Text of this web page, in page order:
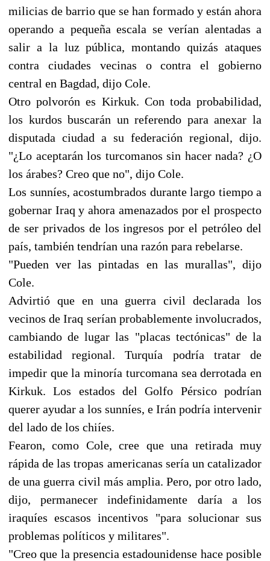
milicias de barrio que se han formado y están ahora
operando a pequeña escala se verían alentadas a
salir a la luz pública, montando quizás ataques
contra ciudades vecinas o contra el gobierno
central en Bagdad, dijo Cole.
Otro polvorón es Kirkuk. Con toda probabilidad,
los kurdos buscarán un referendo para anexar la
disputada ciudad a su federación regional, dijo.
"¿Lo aceptarán los turcomanos sin hacer nada? ¿O
los árabes? Creo que no", dijo Cole.
Los sunníes, acostumbrados durante largo tiempo a
gobernar Iraq y ahora amenazados por el prospecto
de ser privados de los ingresos por el petróleo del
país, también tendrían una razón para rebelarse.
"Pueden ver las pintadas en las murallas", dijo
Cole.
Advirtió que en una guerra civil declarada los
vecinos de Iraq serían probablemente involucrados,
cambiando de lugar las "placas tectónicas" de la
estabilidad regional. Turquía podría tratar de
impedir que la minoría turcomana sea derrotada en
Kirkuk. Los estados del Golfo Pérsico podrían
querer ayudar a los sunníes, e Irán podría intervenir
del lado de los chiíes.
Fearon, como Cole, cree que una retirada muy
rápida de las tropas americanas sería un catalizador
de una guerra civil más amplia. Pero, por otro lado,
dijo, permanecer indefinidamente daría a los
iraquíes escasos incentivos "para solucionar sus
problemas políticos y militares".
"Creo que la presencia estadounidense hace posible